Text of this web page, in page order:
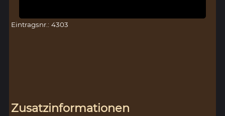
Eintragsnr.: 4303
Zusatzinformationen